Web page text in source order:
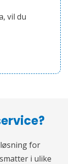
vil du
for
i ulike